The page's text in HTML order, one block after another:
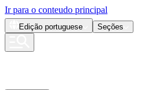
Ir para o conteudo principal
Edição portuguese Seções